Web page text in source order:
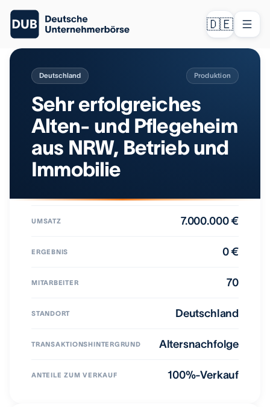
🇩🇪
Deutschland Produktion
Sehr erfolgreiches
Alten- und Pflegeheim
aus NRW, Betrieb und
Immobilie
UMSATZ 7.000.000 €
ERGEBNIS 0 €
MITARBEITER 70
STANDORT Deutschland
TRANSAKTIONSHINTERGRUND Altersnachfolge
ANTEILE ZUM VERKAUF 100%-Verkauf